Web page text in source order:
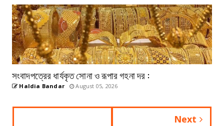
সংবাদপত্রের ধার্যকৃত সোনা ও রূপার গহনা দর :
Haldia Bandar August 05, 2026
Next